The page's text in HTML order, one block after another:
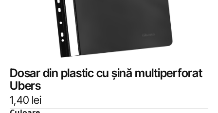
Dosar din plastic cu șină multiperforat
Ubers
1,40 lei